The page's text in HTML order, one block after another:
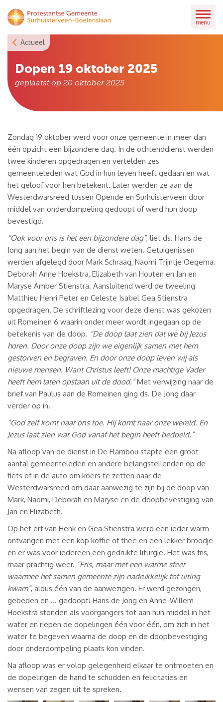
Skip
to
menu
Actueel
Dopen 19 oktober 2025
geplaatst op 20 oktober 2025
Zondag 19 oktober werd voor onze gemeente in meer dan
één opzicht een bijzondere dag. In de ochtenddienst werden
twee kinderen opgedragen en vertelden zes
gemeenteleden wat God in hun leven heeft gedaan en wat
het geloof voor hen betekent. Later werden ze aan de
Westerdwarsreed tussen Opende en Surhuisterveen door
middel van onderdompeling gedoopt of werd hun doop
bevestigd.
“Ook voor ons is het een bijzondere dag”, liet ds. Hans de
Jong aan het begin van de dienst weten. Getuigenissen
werden afgelegd door Mark Schraag, Naomi Trijntje Oegema,
Deborah Anne Hoekstra, Elizabeth van Houten en Jan en
Maryse Amber Stienstra. Aansluitend werd de tweeling
Matthieu Henri Peter en Celeste Isabel Gea Stienstra
opgedragen. De schriftlezing voor deze dienst was gekozen
uit Romeinen 6 waarin onder meer wordt ingegaan op de
betekenis van de doop. “De doop laat zien dat we bij Jezus
horen. Door onze doop zijn we eigenlijk samen met hem
gestorven en begraven. En door onze doop leven wij als
nieuwe mensen. Want Christus leeft! Onze machtige Vader
heeft hem laten opstaan uit de dood.”Met verwijzing naar de
brief van Paulus aan de Romeinen ging ds. De Jong daar
verder op in.
“God zelf komt naar ons toe. Hij komt naar onze wereld. En
Jezus laat zien wat God vanaf het begin heeft bedoeld.”
Na afloop van de dienst in De Flambou stapte een groot
aantal gemeenteleden en andere belangstellenden op de
fiets of in de auto om koers te zetten naar de
Westerdwarsreed om daar aanwezig te zijn bij de doop van
Mark, Naomi, Deborah en Maryse en de doopbevestiging van
Jan en Elizabeth.
Op het erf van Henk en Gea Stienstra werd een ieder warm
ontvangen met een kop koffie of thee en een lekker broodje
en er was voor iedereen een gedrukte liturgie. Het was fris,
maar prachtig weer. “Fris, maar met een warme sfeer
waarmee het samen gemeente zijn nadrukkelijk tot uiting
kwam”, aldus één van de aanwezigen. Er werd gezongen,
gebeden en … gedoopt! Hans de Jong en Anne-Willem
Hoekstra stonden als voorgangers tot aan hun middel in het
water en riepen de dopelingen één voor één, om zich in het
water te begeven waarna de doop en de doopbevestiging
door onderdompeling plaats kon vinden.
Na afloop was er volop gelegenheid elkaar te ontmoeten en
de dopelingen de hand te schudden en felicitaties en
wensen van zegen uit te spreken.